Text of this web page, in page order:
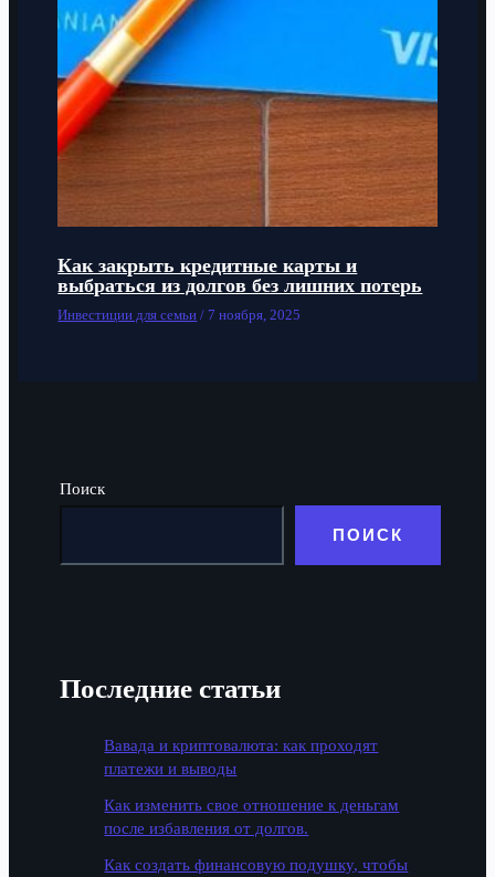
Как закрыть кредитные карты и
выбраться из долгов без лишних потерь
Инвестиции для семьи /7 ноября, 2025
Поиск
ПОИСК
Последние статьи
Вавада и криптовалюта: как проходят
платежи и выводы
Как изменить свое отношение к деньгам
после избавления от долгов.
Как создать финансовую подушку, чтобы